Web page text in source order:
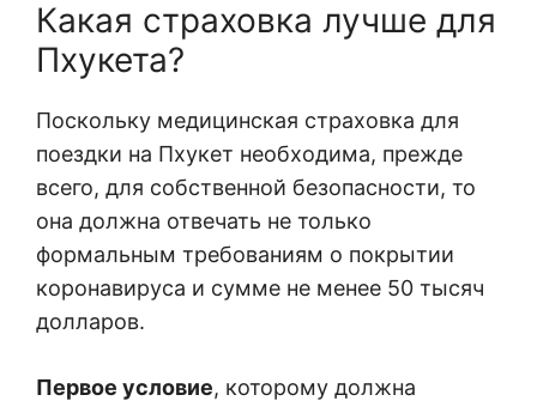
Какая страховка лучше для
Пхукета?
Поскольку медицинская страховка для
поездки на Пхукет необходима, прежде
всего, для собственной безопасности, то
она должна отвечать не только
формальным требованиям о покрытии
коронавируса и сумме не менее 50 тысяч
долларов.
Первое условие, которому должна